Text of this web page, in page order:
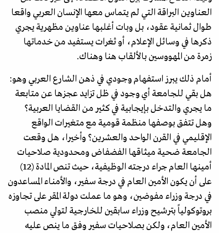
العناوين البراقة التي لم يتماس معها الإنسان العربي واقعا
طوال ثمانية عقود، بل وبات أغلبها عناوين مظهرية يجري
ذكرها في وسائل الإعلام، أو ثغرات يستفيد من خدماتها
زمرة من المهووسين بالألقاب هنا وهناك.
أمام ذلك يبرز استفهام وجودي في ذهن الشارع العربي وهو:
هل بقي للجامعة أي وجود في ظل تزايد عجزها عن متابعة
ما يجري والتدخل بإيجابية في كثير من القضايا العربية؟
وهل تتفق بوصفها منظمة قومية مع متغيرات الواقع
الإقليمي في القرن الواحد والعشرين؟ وأخيرا، هل وقعت
الجامعة ضحية ميثاقها الفضفاض ومحدودية صلاحيات
أمينها العام جراء درجته الوظيفية، حيث تنص المادة (12)
على أن يكون الأمين العام في درجة سـفير، والأمنـاء المساعدون
في درجة وزراء مفوضين، وهو ما عملت دولة المقر على تجاوزه
بروتوكولياً بترشيح وزراء سابقين للخارجية لتولي منصب
الأمين العام، ولكن بصلاحيات سفير وفق ما ينص عليه